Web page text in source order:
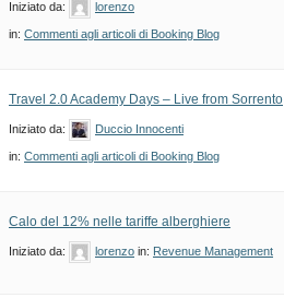
Iniziato da: lorenzo
in: Commenti agli articoli di Booking Blog
Travel 2.0 Academy Days – Live from Sorrento
Iniziato da: Duccio Innocenti
in: Commenti agli articoli di Booking Blog
Calo del 12% nelle tariffe alberghiere
Iniziato da: lorenzo in: Revenue Management